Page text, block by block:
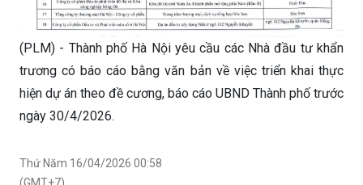
(PLM) - Thành phố Hà Nội yêu cầu các Nhà đầu tư khẩn
trương có báo cáo bằng văn bản về việc triển khai thực
hiện dự án theo đề cương, báo cáo UBND Thành phố trước
ngày 30/4/2026.
Thứ Năm 16/04/2026 00:58